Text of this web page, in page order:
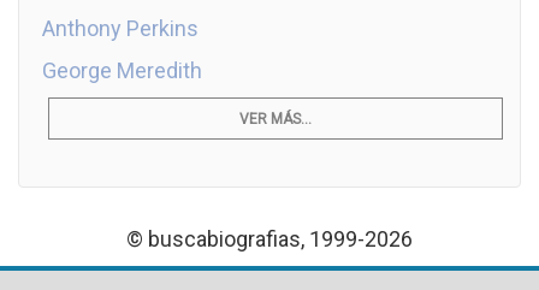
Anthony Perkins
George Meredith
VER MÁS...
© buscabiografias, 1999-2026